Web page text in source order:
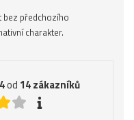
bez předchozího
charakter.
od 14zákazníků